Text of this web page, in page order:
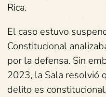
Rica.
El caso estuvo
Constitucional
por la defensa. Sin
2023, la Sala resolvió
delito es